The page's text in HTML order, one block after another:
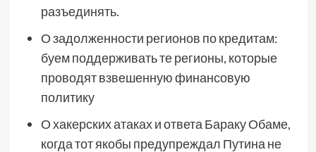
разъединять.
О задолженности регионов по кредитам:
буем поддерживать те регионы, которые
проводят взвешенную финансовую
политику
О хакерских атаках и ответа Бараку Обаме,
когда тот якобы предупреждал Путина не